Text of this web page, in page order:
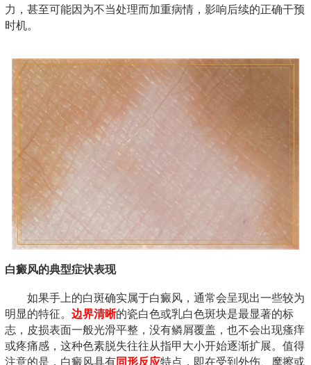
力，甚至可能因为不当处理而加重病情，影响后续的正确干预
时机。
白癜风的典型症状表现
如果手上的白斑确实属于白癜风，通常会呈现出一些较为
明显的特征。 边界清晰的瓷白色或乳白色斑块是最显著的标
志，皮损表面一般光滑平整，没有鳞屑覆盖，也不会出现瘙痒
或疼痛感，这种色素脱失往往从指甲大小开始逐渐扩展。值得
注意的是，白癜风具有同形反应特点，即在受到外伤、摩擦或